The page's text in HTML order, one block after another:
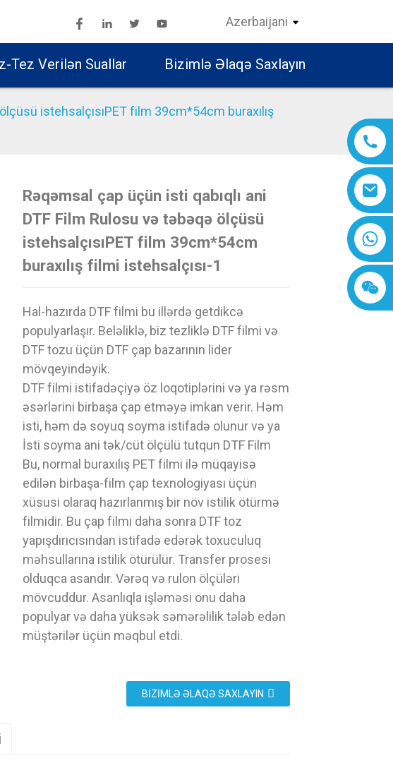
Azerbaijani
Tez Verilən Suallar Bizimlə Əlaqə Saxlayın
istehsalçısıPET film 39cm*54cm buraxılış
Loading...
Loading...
Rəqəmsal çap üçün isti qabıqlı ani
DTF Film Rulosu və təbəqə ölçüsü
istehsalçısıPET film 39cm*54cm
buraxılış filmi istehsalçısı-1
Hal-hazırda DTF filmi bu illərdə getdikcə
populyarlaşır. Beləliklə, biz tezliklə DTF filmi və
DTF tozu üçün DTF çap bazarının lider
mövqeyindəyik.
DTF filmi istifadəçiyə öz loqotiplərini və ya rəsm
əsərlərini birbaşa çap etməyə imkan verir. Həm
isti, həm də soyuq soyma istifadə olunur və ya
İsti soyma ani tək/cüt ölçülü tutqun DTF Film
Bu, normal buraxılış PET filmi ilə müqayisə
edilən birbaşa-film çap texnologiyası üçün
xüsusi olaraq hazırlanmış bir növ istilik ötürmə
filmidir. Bu çap filmi daha sonra DTF toz
yapışdırıcısından istifadə edərək toxuculuq
məhsullarına istilik ötürülür. Transfer prosesi
olduqca asandır. Vərəq və rulon ölçüləri
mövcuddur. Asanlıqla işləməsi onu daha
populyar və daha yüksək səmərəlilik tələb edən
müştərilər üçün məqbul etdi.
BIZIMLƏ ƏLAQƏ SAXLAYIN